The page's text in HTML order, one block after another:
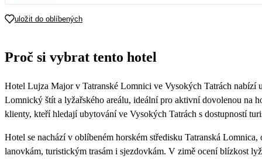
3 270 3 270 3 270 3 270 3 270
24 25
31
3 210
uložit do oblíbených
Proč si vybrat tento hotel
Hotel Lujza Major v Tatranské Lomnici ve Vysokých Tatrách nabízí
Lomnický štít a lyžařského areálu, ideální pro aktivní dovolenou na
klienty, kteří hledají ubytování ve Vysokých Tatrách s dostupností
Hotel se nachází v oblíbeném horském středisku Tatranská
lanovkám, turistickým trasám i sjezdovkám. V zimě ocení blízkost